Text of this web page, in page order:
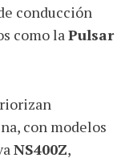
conducción
como la Pulsar
con modelos
NS400Z,